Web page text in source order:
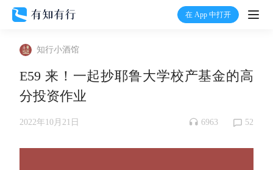
在 App 中打开
打
知行小酒馆
E59 来！一起抄耶鲁大学校产基金的高
分投资作业
2022年10月21日 6963 52